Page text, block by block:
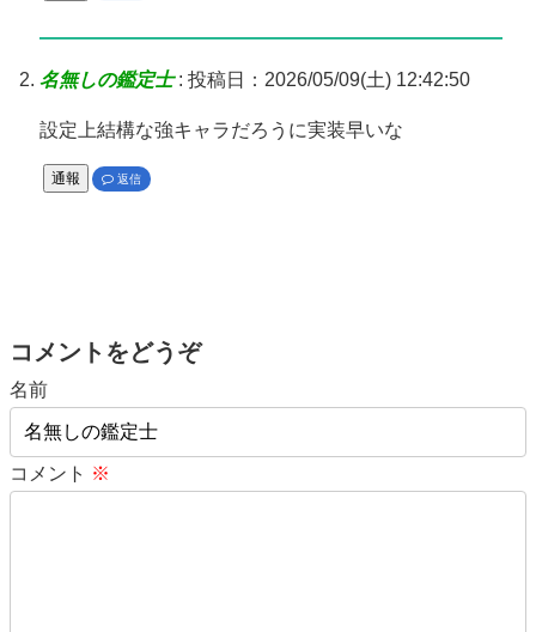
名無しの鑑定士: 投稿日：2026/05/09(土) 12:42:50
設定上結構な強キャラだろうに実装早いな
通報 返信
コメントをどうぞ
名前
コメント ※